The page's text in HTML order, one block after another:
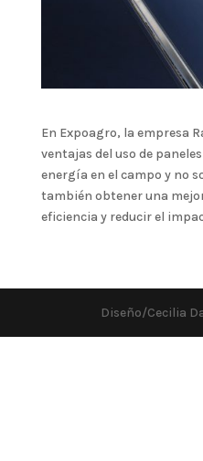
En Expoagro, la empresa
ventajas del uso de
energía en el campo y no
también obtener una
eficiencia y reducir el
Diseño/Cecilia